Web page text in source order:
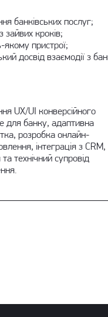
банківських послуг;
кроків;
пристрої;
досвід взаємодії з
UX/UI конверсійного
для банку, адаптивна
розробка онлайн-
інтеграція з CRM,
технічний супровід